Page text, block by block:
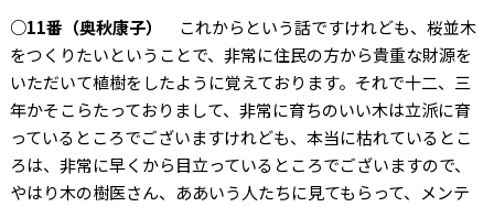
○11番（奥秋康子）
これからという話ですけれども、桜並木
をつくりたいということで、非常に住民の方から貴重な財源を
いただいて植樹をしたように覚えております。それで十二、三
年かそこらたっておりまして、非常に育ちのいい木は立派に育
っているところでございますけれども、本当に枯れているとこ
ろは、非常に早くから目立っているところでございますので、
やはり木の樹医さん、ああいう人たちに見てもらって、メンテ